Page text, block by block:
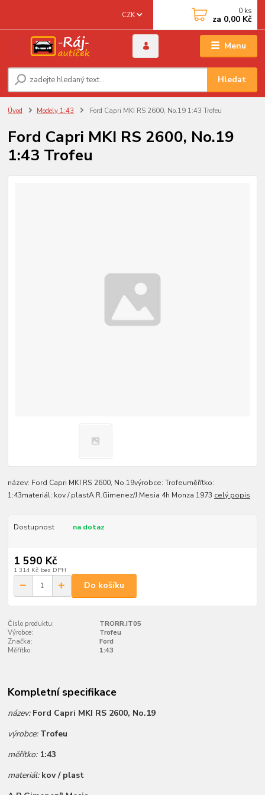
Menu
CZK
Hledat
0 ks
za 0,00 Kč
Úvod Modely 1:43 Ford Capri MKI RS 2600, No.19 1:43 Trofeu
Ford Capri MKI RS 2600, No.19
1:43 Trofeu
název: Ford Capri MKI RS 2600, No.19výrobce: Trofeuměřítko:
1:43materiál: kov / plastA.R.Gimenez/J.Mesia 4h Monza 1973 celý popis
Dostupnost na dotaz
1 590 Kč
1 314 Kč bez DPH
Do košíku
Číslo produktu:
TRORR.IT05
Výrobce:
Trofeu
Značka:
Ford
Měřítko:
1:43
Kompletní specifikace
název: Ford Capri MKI RS 2600, No.19
výrobce: Trofeu
měřítko: 1:43
materiál: kov / plast